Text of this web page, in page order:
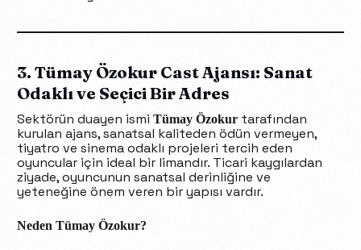
3. Tümay Özokur Cast Ajansı: Sanat
Odaklı ve Seçici Bir Adres
Sektörün duayen ismiTümay Özokur tarafından
kurulan ajans, sanatsal kaliteden ödün vermeyen,
tiyatro ve sinema odaklı projeleri tercih eden
oyuncular için ideal bir limandır. Ticari kaygılardan
ziyade, oyuncunun sanatsal derinliğine ve
yeteneğine önem veren bir yapısı vardır.
Neden Tümay Özokur?